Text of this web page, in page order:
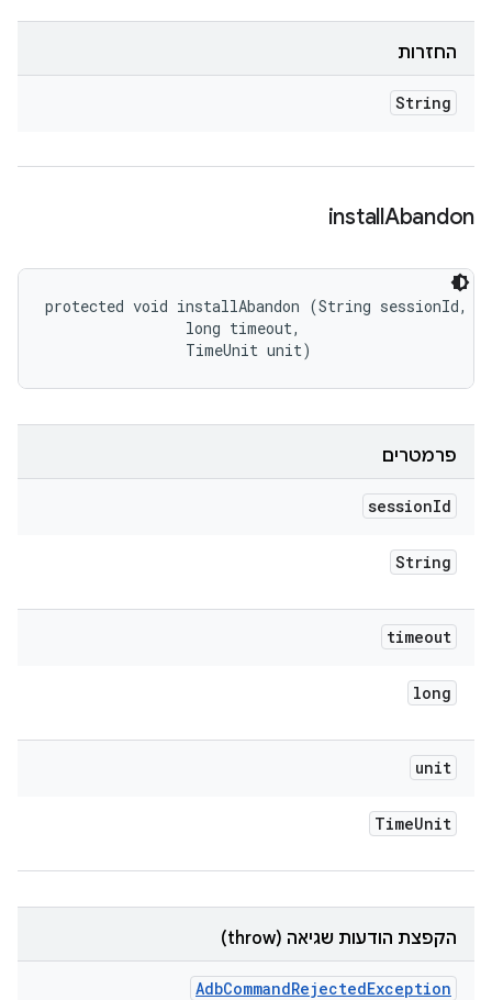
החזרות
String
installAbandon
protected void installAbandon (String sessionId,
                long timeout,
                TimeUnit unit)
פרמטרים
sessionId
String
timeout
long
unit
TimeUnit
הקפצת הודעות שגיאה (throw)
AdbCommandRejectedException